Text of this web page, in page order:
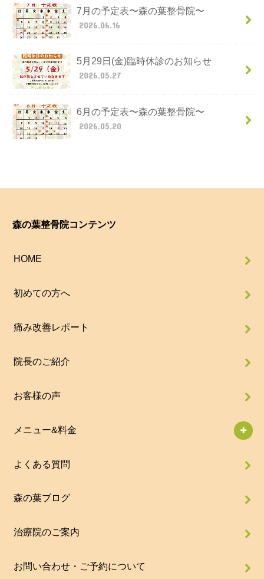
7月の予定表〜森の葉整骨院〜
2026.06.16
5月29日(金)臨時休診のお知らせ
2026.05.27
6月の予定表〜森の葉整骨院〜
2026.05.20
森の葉整骨院コンテンツ
HOME
初めての方へ
痛み改善レポート
院長のご紹介
お客様の声
メニュー&料金
よくある質問
森の葉ブログ
治療院のご案内
お問い合わせ・ご予約について